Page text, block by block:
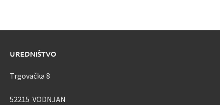
UREDNIŠTVO
Trgovačka 8
52215 VODNJAN